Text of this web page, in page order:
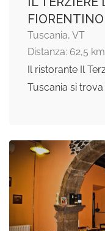
FIORENTINO
Tuscania, VT
Distanza: 62,5 km
Il ristorante Il
Tuscania si